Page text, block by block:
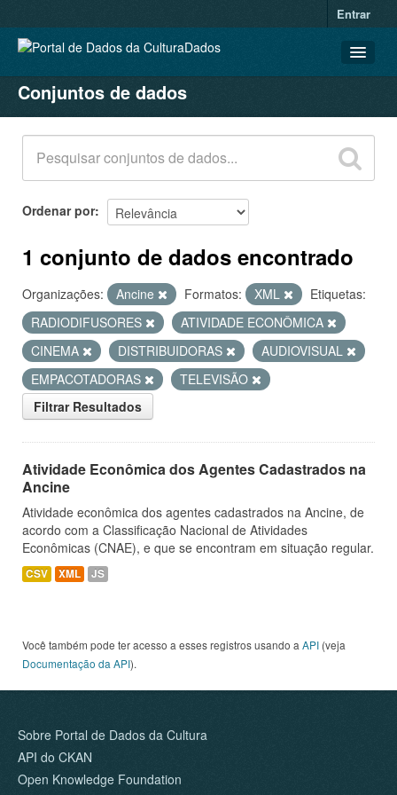
Entrar
CONJUNTOS DE DADOS
ORGANIZAÇÕES
GRUPOS
SOBRE
Conjuntos de dados
Ordenar por
1 conjunto de dados encontrado
Organizações: Ancine Formatos: XML
Etiquetas:
RADIODIFUSORES
ATIVIDADE ECONÔMICA
CINEMA
DISTRIBUIDORAS
AUDIOVISUAL
EMPACOTADORAS
TELEVISÃO
Filtrar Resultados
Atividade Econômica dos Agentes Cadastrados na
Ancine
Atividade econômica dos agentes cadastrados na Ancine, de
acordo com a Classificação Nacional de Atividades
Econômicas (CNAE), e que se encontram em situação regular.
CSV XML JS
Você também pode ter acesso a esses registros usando a API (veja
Documentação da API).
Sobre Portal de Dados da Cultura
API do CKAN
Open Knowledge Foundation